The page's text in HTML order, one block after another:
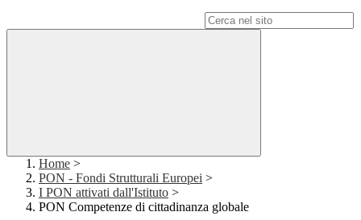
Home >
PON - Fondi Strutturali Europei >
I PON attivati dall'Istituto >
PON Competenze di cittadinanza globale